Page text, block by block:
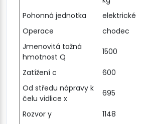
Pohonná jednotka
elektrické
Operace
chodec
Jmenovitá tažná
hmotnost Q
1500
Zatížení c 600
Od středu nápravy k
čelu vidlice x
695
Rozvor y 1148